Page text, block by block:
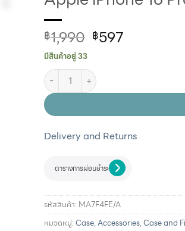
฿1,990 ฿597
มีสินค้าอยู่ 33
Delivery and Returns
ตารางการผ่อนชำระ
รหัสสินค้า: MA7F4FE/A
หมวดหมู่:Case,Accessories,Case and